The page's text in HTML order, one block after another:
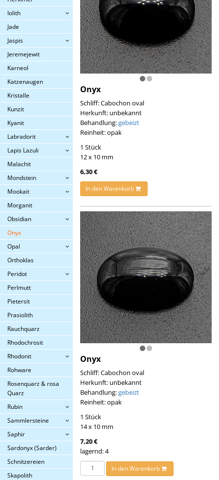
Iolith
Jade
Jaspis
Jeremejewit
Karneol
Katzenaugen
Kristalle
Kunzit
Kyanit
Labradorit
Lapis Lazuli
Malachit
Mondstein
Mookait
Morganit
Obsidian
Onyx
Opal
Orthoklas
Peridot
Perlmutt
Pietersit
Prasiolith
Rauchquarz
Rhodochrosit
Rhodonit
Rohware
Rosenquarz & rosa
Quarz
Rubin
Sammlersteine
Saphir
Sardonyx (Sarder)
Schnitzereien
Skapolith
Onyx
Schliff: Cabochon oval
Herkunft: unbekannt
Behandlung:gebeizt
Reinheit: opak
1 Stück
12 x 10 mm
6,30 €
In den Warenkorb
Onyx
Schliff: Cabochon oval
Herkunft: unbekannt
Behandlung:gebeizt
Reinheit: opak
1 Stück
14 x 10 mm
7,20 €
lagernd: 4
In den Warenkorb